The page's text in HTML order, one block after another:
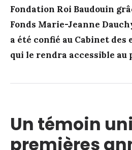
Fondation Roi Baudouin
Fonds Marie-Jeanne
a été confié au Cabinet des
qui le rendra accessible au
Un témoin
premières